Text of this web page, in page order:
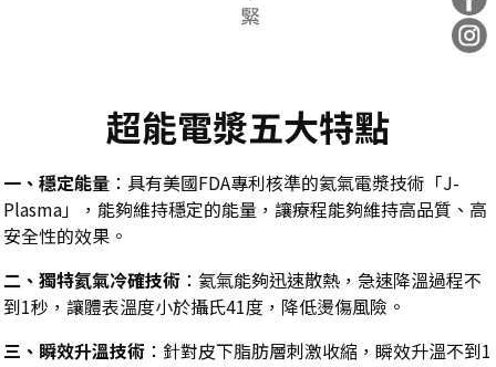
超能電漿五大特點
一、穩定能量 ：具有美國FDA專利核準的氦氣電漿技術「J-
Plasma」，能夠維持穩定的能量，讓療程能夠維持高品質、高
安全性的效果。
二、獨特氦氣冷確技術 ：氦氣能夠迅速散熱，急速降溫過程不
到1秒，讓體表溫度小於攝氏41度，降低燙傷風險。
三、瞬效升溫技術 ：針對皮下脂肪層刺激收縮，瞬效升溫不到1